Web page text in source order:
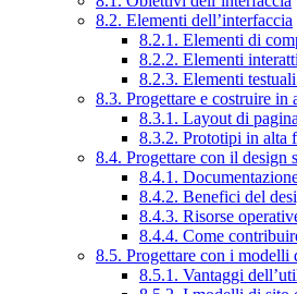
8.2. Elementi dell’interfaccia
8.2.1. Elementi di
8.2.2. Elementi
8.2.3. Elementi
8.3. Progettare e costruire in
8.3.1. Layout di pagina
8.3.2. Prototipi in alta
8.4. Progettare con il design
8.4.1.
8.4.2. Benefici del
8.4.3. Risorse
8.4.4. Come
8.5. Progettare con i modelli
8.5.1. Vantaggi